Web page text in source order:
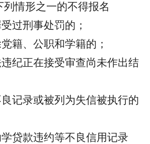
列情形之一的不得报名
过刑事处罚的；
籍、公职和学籍的；
纪正在接受审查尚未作出结
记录或被列为失信被执行的
贷款违约等不良信用记录